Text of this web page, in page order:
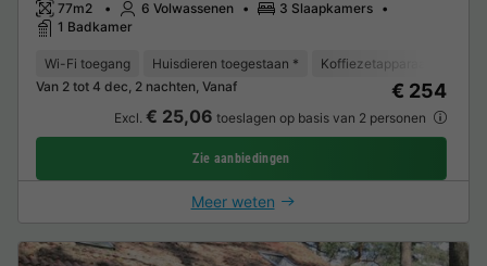
77m2 6 Volwassenen
3 Slaapkamers
1 Badkamer
Wi-Fi toegang Huisdieren toegestaan * Koffiezetapparaat
Van 2 tot 4 dec, 2 nachten, Vanaf
€ 254
Excl. € 25,06 toeslagen op basis van 2 personen
Zie aanbiedingen
Meer weten